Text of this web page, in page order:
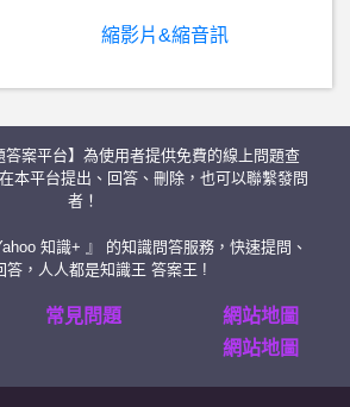
日
本旅遊- 帶父母關西七日遊的選擇 帶父母關西七日遊的選擇
棒
球- 天哥好像沒在模仿龍王投球了？ 天哥好像沒在模仿龍王投球了？
縮影片&縮音訊
答案平台】為使用者提供免費的線上問題查
本平台提出、回答、刪除，也可以聯繫發問
者！
知識+ 』 的知識問答服務，快速提問、
答，人人都是知識王 答案王 !
常見問題
網站地圖
網站地圖